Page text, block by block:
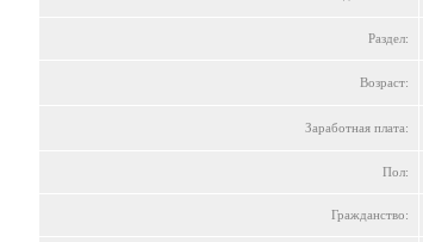
Раздел:
Возраст:
Заработная плата:
Пол:
Гражданство: